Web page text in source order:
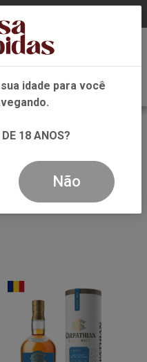
idade para você
18 ANOS?
Não